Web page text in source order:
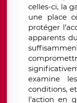
celles-ci, la
une place
protéger
apparents
examine
conditions,
l’action en